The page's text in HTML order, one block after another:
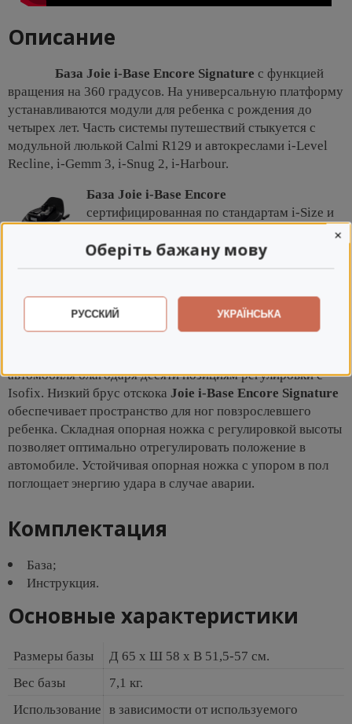
Описание
База Joie i-Base Encore Signature с функцией
вращения на 360 градусов. На универсальную платформу
устанавливаются модули для ребенка с рождения до
четырех лет. Часть системы путешествий стыкуется с
модульной люлькой Calmi R129 и автокреслами i-Level
Recline, i-Gemm 3, i-Snug 2, i-Harbour.
База Joie i-Base Encore
сертифицированная по стандартам i-Size и
градусов обеспечивает безопасную
базы крепятся к автомобилю всего одним
щелчком. Цветные индикаторы на базе гарантируют
автомобиля благодаря десяти позициям регулировки с
Isofix. Низкий брус отскока Joie i-Base Encore Signature
обеспечивает пространство для ног повзрослевшего
ребенка. Складная опорная ножка с регулировкой высоты
позволяет оптимально отрегулировать положение в
автомобиле. Устойчивая опорная ножка с упором в пол
поглощает энергию удара в случае аварии.
Комплектация
База;
Инструкция.
Основные характеристики
Размеры базы
Д 65 x Ш 58 x В 51,5-57 см.
Вес базы
7,1 кг.
Использование в зависимости от используемого
Оберіть бажану мову
×
РУССКИЙ УКРАЇНСЬКА